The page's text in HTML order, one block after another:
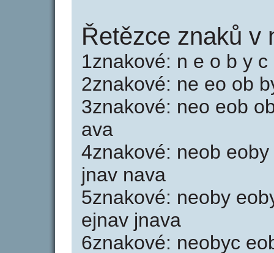
Řetězce znaků v
1znakové: n e o b y
2znakové: ne eo ob
3znakové: neo eob
ava
4znakové: neob
jnav nava
5znakové: neoby
ejnav jnava
6znakové: neobyc